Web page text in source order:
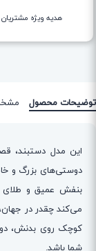
هدیه ویژه
توضیحات محصول
این مدل دستبند،
دوستی‌های بزرگ و
بنفش عمیق و
می‌کند چقدر در
کوچک روی بدنش،
شما باشد.